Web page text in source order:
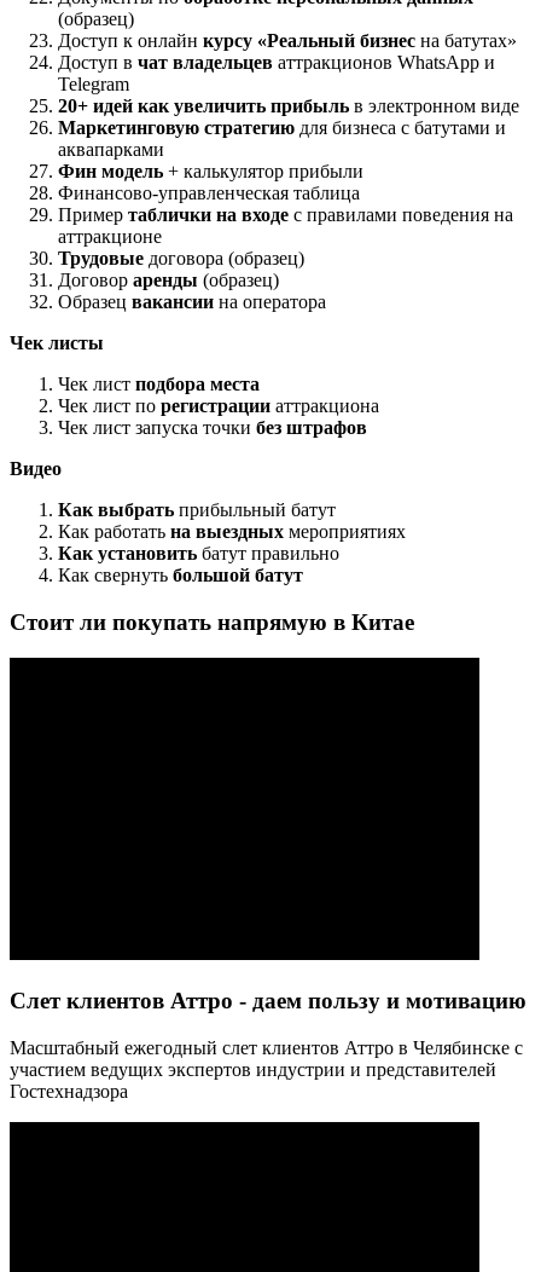
(образец)
Доступ к онлайн курсу «Реальный бизнес на батутах»
Доступ в чат владельцев аттракционов WhatsApp и
Telegram
20+ идей как увеличить прибыль в электронном виде
Маркетинговую стратегию для бизнеса с батутами и
аквапарками
Фин модель + калькулятор прибыли
Финансово-управленческая таблица
Пример таблички на входе с правилами поведения на
аттракционе
Трудовые договора (образец)
Договор аренды (образец)
Образец вакансии на оператора
Чек листы
Чек лист подбора места
Чек лист по регистрации аттракциона
Чек лист запуска точки без штрафов
Видео
Как выбрать прибыльный батут
Как работать на выездных мероприятиях
Как установить батут правильно
Как свернуть большой батут
Стоит ли покупать напрямую в Китае
Слет клиентов Аттро - даем пользу и мотивацию
Масштабный ежегодный слет клиентов Аттро в Челябинске с
участием ведущих экспертов индустрии и представителей
Гостехнадзора